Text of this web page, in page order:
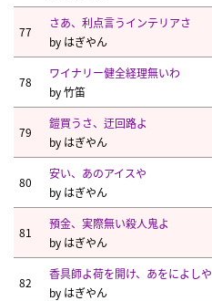
77
さあ、利点言うインテリアさ
by はぎやん
78
ワイナリー健全経理無いわ
by竹笛
79
鎧買うさ、迂回路よ
by はぎやん
80
安い、あのアイスや
by はぎやん
81
預金、実際無い殺人鬼よ
by はぎやん
82
香具師よ荷を開け、あをによしや
by はぎやん